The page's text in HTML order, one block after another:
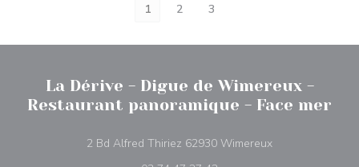
1 2 3
La Dérive - Digue de Wimereux -
Restaurant panoramique - Face mer
2 Bd Alfred Thiriez 62930 Wimereux((otevře se v